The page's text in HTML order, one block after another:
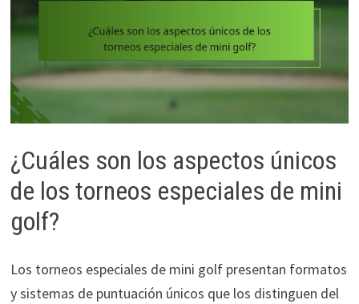
¿Cuáles son los aspectos únicos
de los torneos especiales de mini
golf?
Los torneos especiales de mini golf presentan formatos
y sistemas de puntuación únicos que los distinguen del